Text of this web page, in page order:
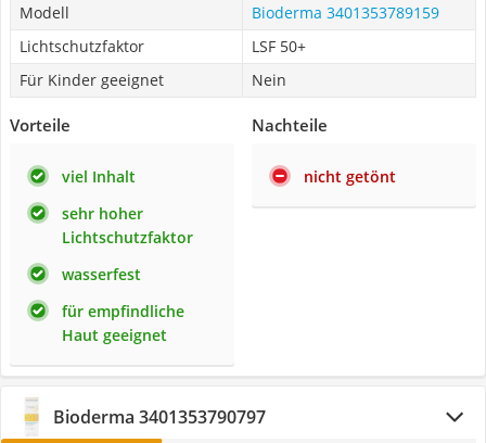
Modell
Bioderma 3401353789159
Lichtschutzfaktor
LSF 50+
Für Kinder geeignet
Nein
Vorteile
viel Inhalt
sehr hoher
Lichtschutzfaktor
wasserfest
für empfindliche
Haut geeignet
Nachteile
nicht getönt
Bioderma 3401353790797